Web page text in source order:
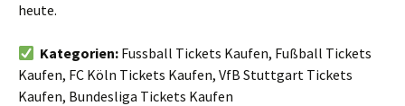
heute.
Kategorien: Fussball Tickets Kaufen, Fußball Tickets
Kaufen, FC Köln Tickets Kaufen, VfB Stuttgart Tickets
Kaufen, Bundesliga Tickets Kaufen